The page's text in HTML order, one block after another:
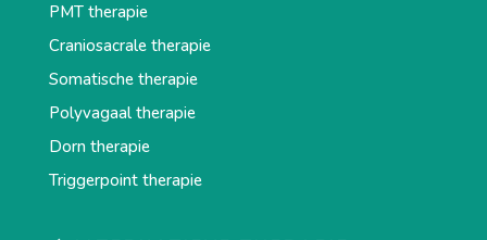
PMT therapie
Craniosacrale therapie
Somatische therapie
Polyvagaal therapie
Dorn therapie
Triggerpoint therapie